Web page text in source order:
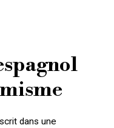
dans une